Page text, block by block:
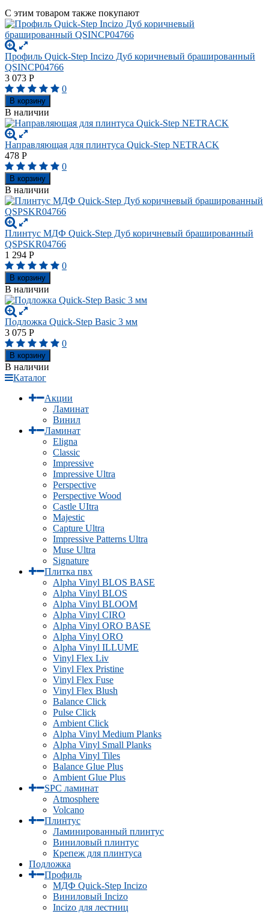
С этим товаром также покупают
Профиль Quick-Step Incizo Дуб коричневый брашированный
QSINCP04766
3 073 Р
0
В корзину
В наличии
Направляющая для плинтуса Quick-Step NETRACK
478 Р
0
В корзину
В наличии
Плинтус МДФ Quick-Step Дуб коричневый брашированный
QSPSKR04766
1 294 Р
0
В корзину
В наличии
Подложка Quick-Step Basic 3 мм
3 075 Р
0
В корзину
В наличии
Каталог
Акции
Ламинат
Винил
Ламинат
Eligna
Classic
Impressive
Impressive Ultra
Perspective
Perspective Wood
Castle UItra
Majestic
Capture Ultra
Impressive Patterns Ultra
Muse Ultra
Signature
Плитка пвх
Alpha Vinyl BLOS BASE
Alpha Vinyl BLOS
Alpha Vinyl BLOOM
Alpha Vinyl CIRO
Alpha Vinyl ORO BASE
Alpha Vinyl ORO
Alpha Vinyl ILLUME
Vinyl Flex Liv
Vinyl Flex Pristine
Vinyl Flex Fuse
Vinyl Flex Blush
Balance Click
Pulse Click
Ambient Click
Alpha Vinyl Medium Planks
Alpha Vinyl Small Planks
Alpha Vinyl Tiles
Balance Glue Plus
Ambient Glue Plus
SPC ламинат
Atmosphere
Volcano
Плинтус
Ламинированный плинтус
Виниловый плинтус
Крепеж для плинтуса
Подложка
Профиль
МДФ Quick-Step Incizo
Виниловый Incizo
Incizo для лестниц